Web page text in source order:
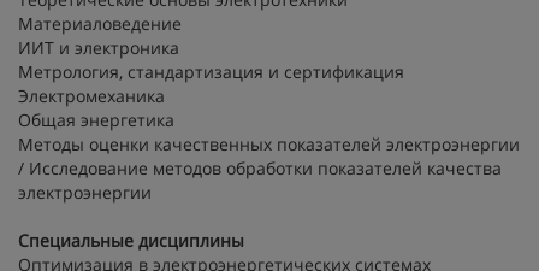
Материаловедение
ИИТ и электроника
Метрология, стандартизация и сертификация
Электромеханика
Общая энергетика
Методы оценки качественных показателей электроэнергии
/ Исследование методов обработки показателей качества
электроэнергии
Специальные дисциплины
Оптимизация в электроэнергетических системах